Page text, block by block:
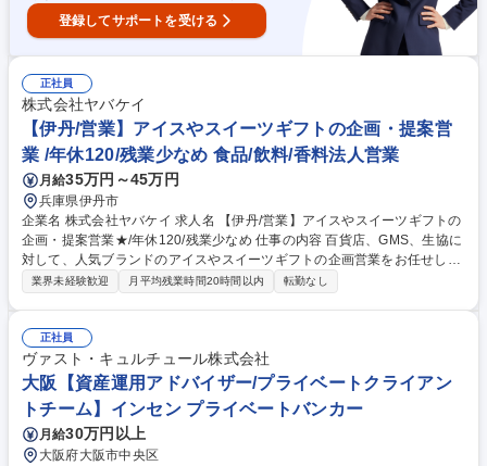
登録してサポートを受ける
正社員
株式会社ヤバケイ
【伊丹/営業】アイスやスイーツギフトの企画・提案営
業 /年休120/残業少なめ 食品/飲料/香料法人営業
月給35万円～45万円
兵庫県伊丹市
企業名 株式会社ヤバケイ 求人名 【伊丹/営業】アイスやスイーツギフトの
企画・提案営業★/年休120/残業少なめ 仕事の内容 百貨店、GMS、生協に
対して、人気ブランドのアイスやスイーツギフトの企画営業をお任せしま
す。主要得意先と定期商談でニーズをヒアリングし、ぴったりな商品を企
強化） ■得意先：百貨店、GMS、生協、大手ギフト会社をメインにしてい
ます ■商品：アイスクリーム、和洋菓子、フルーツ 募集職種 【伊丹/営
業】アイスやスイーツギフトの企画・提案営業★/年休120/残業少なめ
業界未経験歓迎 月平均残業時間20時間以内 転勤なし
正社員
ヴァスト・キュルチュール株式会社
大阪【資産運用アドバイザー/プライベートクライアン
トチーム】インセン プライベートバンカー
月給30万円以上
大阪府大阪市中央区